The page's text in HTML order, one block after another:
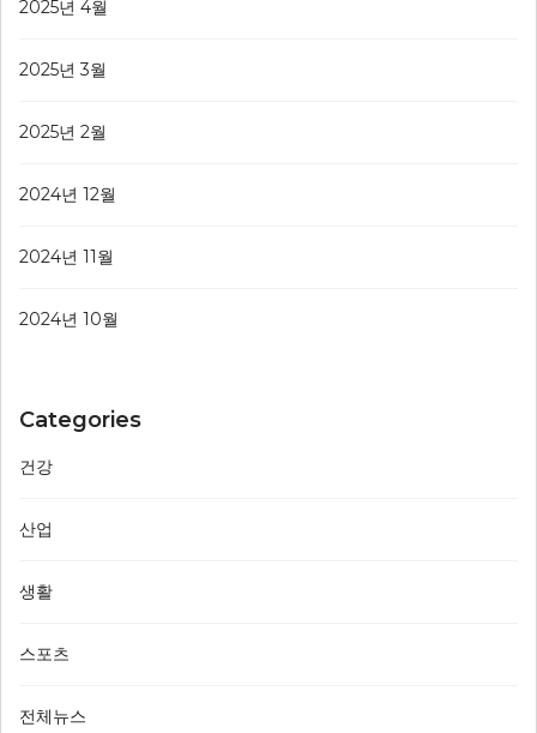
2025년 4월
2025년 3월
2025년 2월
2024년 12월
2024년 11월
2024년 10월
Categories
건강
산업
생활
스포츠
전체뉴스